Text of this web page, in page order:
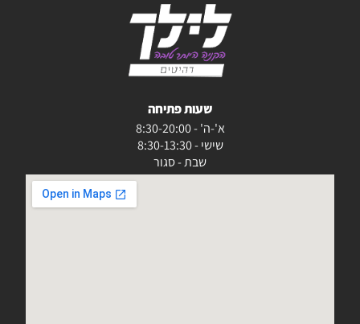
שעות פתיחה
א'-ה' - 8:30-20:00
שישי - 8:30-13:30
שבת - סגור